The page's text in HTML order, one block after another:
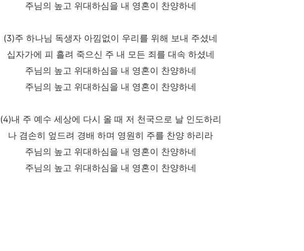
주님의 높고 위대하심을 내 영혼이 찬양하네
(3)주 하나님 독생자 아낌없이 우리를 위해 보내 주셨네
십자가에 피 흘려 죽으신 주 내 모든 죄를 대속 하셨네
주님의 높고 위대하심을 내 영혼이 찬양하네
주님의 높고 위대하심을 내 영혼이 찬양하네
(4)내 주 예수 세상에 다시 올 때 저 천국으로 날 인도하리
나 겸손히 엎드려 경배 하며 영원히 주를 찬양 하리라
주님의 높고 위대하심을 내 영혼이 찬양하네
주님의 높고 위대하심을 내 영혼이 찬양하네